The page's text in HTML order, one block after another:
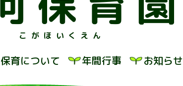
こがほいくえん
保育について 年間行事 お知らせ